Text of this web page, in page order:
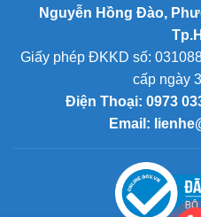
Nguyễn Hồng Đào,
Giấy phép ĐKKD số:
cấp ngày
Điện Thoại: 0973
Email: